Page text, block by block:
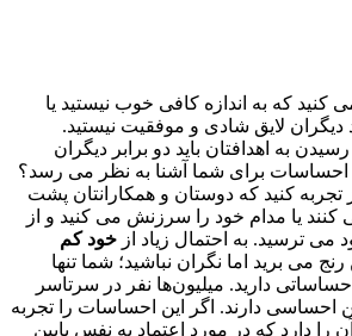
که به اندازه کافی خوب نیستید یا
لایق شادی و موفقیت نیستید.
به اهدافتان باید دو برابر دیگران
احساسات برای شما آشنا به نظر می رسد؟
تجربه کنید که دوستان و همکارانتان پشت
کنند یا مدام خود را سرزنش می کنید و از
ترسید. به احتمال زیاد از خود کم
می برید اما نگران نباشید؛ شما تنها
دارید. میلیون‌ها نفر در سرتاسر
احساسی دارند. اگر این احساسات را تجربه
دارد که در مورد اعتماد به نفس پایین